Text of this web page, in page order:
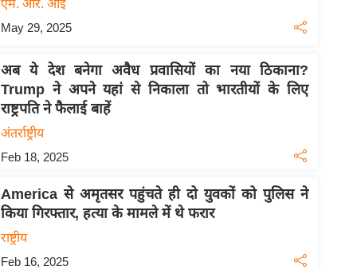
एम. आर. आई
May 29, 2025
अब ये देश बनेगा अवैध प्रवासियों का नया ठिकाना?
Trump ने अपने यहां से निकाला तो भारतीयों के लिए
राष्ट्रपति ने फैलाई बाहें
अंतर्राष्ट्रीय
Feb 18, 2025
America से अमृतसर पहुंचते ही दो युवकों को पुलिस ने
किया गिरफ्तार, हत्या के मामले में थे फरार
राष्ट्रीय
Feb 16, 2025